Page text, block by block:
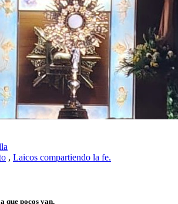
, Laicos compartiendo la fe.
que pocos van.